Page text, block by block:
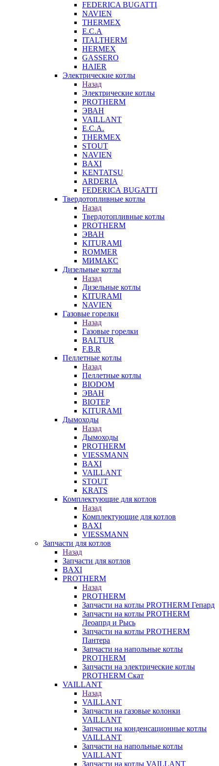
FEDERICA BUGATTI
NAVIEN
THERMEX
E.C.A
ITALTHERM
HERMEX
GASSERO
HAIER
Электрические котлы
Назад
Электрические котлы
PROTHERM
ЭВАН
VAILLANT
E.C.A.
THERMEX
STOUT
NAVIEN
BAXI
KENTATSU
ARDERIA
FEDERICА BUGATTI
Твердотопливные котлы
Назад
Твердотопливные котлы
PROTHERM
ЭВАН
KITURAMI
ROMMER
МИМАКС
Дизельные котлы
Назад
Дизельные котлы
KITURAMI
NAVIEN
Газовые горелки
Назад
Газовые горелки
BALTUR
F.B.R
Пеллетные котлы
Назад
Пеллетные котлы
BIODOM
ЭВАН
BIOTEP
KITURAMI
Дымоходы
Назад
Дымоходы
PROTHERM
VIESSMANN
BAXI
VAILLANT
STOUT
KRATS
Комплектующие для котлов
Назад
Комплектующие для котлов
BAXI
VIESSMANN
Запчасти для котлов
Назад
Запчасти для котлов
BAXI
PROTHERM
Назад
PROTHERM
Запчасти на котлы PROTHERM Гепард
Запчасти на котлы PROTHERM
Леоапрд и Рысь
Запчасти на котлы PROTHERM
Пантера
Запчасти на напольные котлы
PROTHERM
Запчасти на электрические котлы
PROTHERM Скат
VAILLANT
Назад
VAILLANT
Запчасти на газовые колонки
VAILLANT
Запчасти на конденсационные котлы
VAILLANT
Запчасти на напольные котлы
VAILLANT
Запчасти на котлы VAILLANT